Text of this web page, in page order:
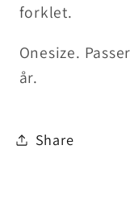
forklet.
Onesize.
år.
Share